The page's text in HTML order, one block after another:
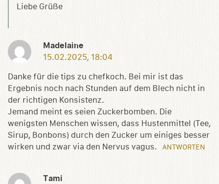
Liebe Grüße
Madelaine
15.02.2025, 18:04
Danke für die tips zu chefkoch. Bei mir ist das
Ergebnis noch nach Stunden auf dem Blech nicht in
der richtigen Konsistenz.
Jemand meint es seien Zuckerbomben. Die
wenigsten Menschen wissen, dass Hustenmittel (Tee,
Sirup, Bonbons) durch den Zucker um einiges besser
wirken und zwar via den Nervus vagus.
ANTWORTEN
Tami